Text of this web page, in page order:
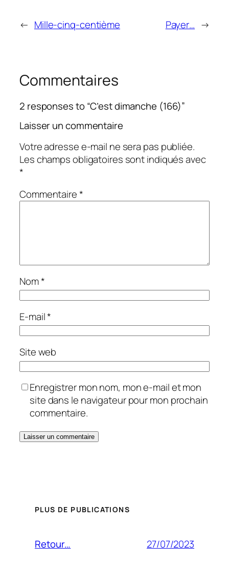
← Mille-cinq-centième Payer… →
Commentaires
2 responses to “C’est dimanche (166)”
Laisser un commentaire
Votre adresse e-mail ne sera pas publiée.
Les champs obligatoires sont indiqués avec
*
Commentaire*
Nom*
E-mail*
Site web
Enregistrer mon nom, mon e-mail et mon
site dans le navigateur pour mon prochain
commentaire.
PLUS DE PUBLICATIONS
Retour… 27/07/2023